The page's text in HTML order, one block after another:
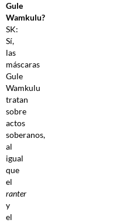
Gule
Wamkulu?
SK:
Sí,
las
máscaras
Gule
Wamkulu
tratan
sobre
actos
soberanos,
al
igual
que
el
ranter
y
el